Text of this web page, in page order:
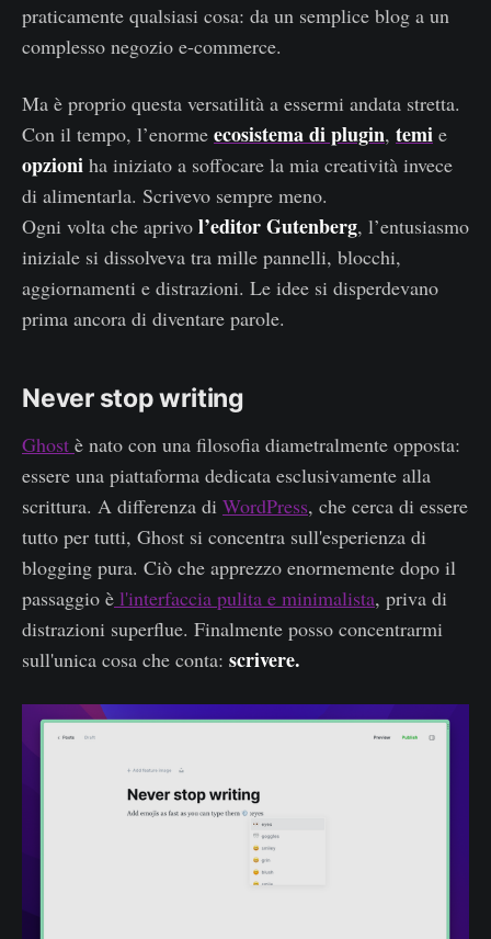
praticamente qualsiasi cosa: da un semplice blog a un
complesso negozio e-commerce.
Ma è proprio questa versatilità a essermi andata stretta.
Con il tempo, l’enorme ecosistema di plugin, temi e
opzioni ha iniziato a soffocare la mia creatività invece
di alimentarla. Scrivevo sempre meno.
Ogni volta che aprivo l’editor Gutenberg, l’entusiasmo
iniziale si dissolveva tra mille pannelli, blocchi,
aggiornamenti e distrazioni. Le idee si disperdevano
prima ancora di diventare parole.
Never stop writing
Ghost è nato con una filosofia diametralmente opposta:
essere una piattaforma dedicata esclusivamente alla
scrittura. A differenza di WordPress, che cerca di essere
tutto per tutti, Ghost si concentra sull'esperienza di
blogging pura. Ciò che apprezzo enormemente dopo il
passaggio è l'interfaccia pulita e minimalista, priva di
distrazioni superflue. Finalmente posso concentrarmi
sull'unica cosa che conta: scrivere.